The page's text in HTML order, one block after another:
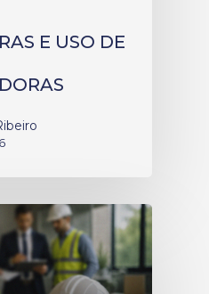
E USO DE